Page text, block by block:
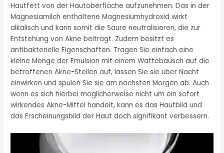
Hautfett von der Hautoberfläche aufzunehmen. Das in der
Magnesiamilch enthaltene Magnesiumhydroxid wirkt
alkalisch und kann somit die Säure neutralisieren, die zur
Entstehung von Akne beiträgt. Zudem besitzt es
antibakterielle Eigenschaften. Tragen Sie einfach eine
kleine Menge der Emulsion mit einem Wattebausch auf die
betroffenen Akne-Stellen auf, lassen Sie sie über Nacht
einwirken und spülen Sie sie am nächsten Morgen ab. Auch
wenn es sich hierbei möglicherweise nicht um ein sofort
wirkendes Akne-Mittel handelt, kann es das Hautbild und
das Erscheinungsbild der Haut doch signifikant verbessern.